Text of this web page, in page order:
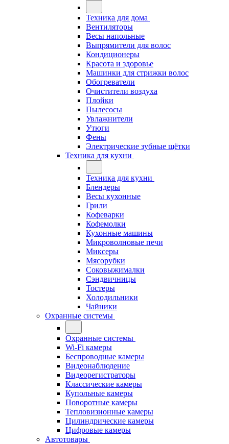
Техника для дома
Вентиляторы
Весы напольные
Выпрямители для волос
Кондиционеры
Красота и здоровье
Машинки для стрижки волос
Обогреватели
Очистители воздуха
Плойки
Пылесосы
Увлажнители
Утюги
Фены
Электрические зубные щётки
Техника для кухни
Техника для кухни
Блендеры
Весы кухонные
Грили
Кофеварки
Кофемолки
Кухонные машины
Микроволновые печи
Миксеры
Мясорубки
Соковыжималки
Сэндвичницы
Тостеры
Холодильники
Чайники
Охранные системы
Охранные системы
Wi-Fi камеры
Беспроводные камеры
Видеонаблюдение
Видеорегистраторы
Классические камеры
Купольные камеры
Поворотные камеры
Тепловизионные камеры
Цилиндрические камеры
Цифровые камеры
Автотовары